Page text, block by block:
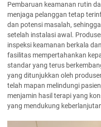
Pembaruan keamanan rutin
menjaga pelanggan tetap
dan potensi masalah,
setelah instalasi awal.
inspeksi keamanan berkala
fasilitas mempertahankan
standar yang terus
yang ditunjukkan oleh
telah mapan melindungi
menjamin hasil terapi yang
yang mendukung